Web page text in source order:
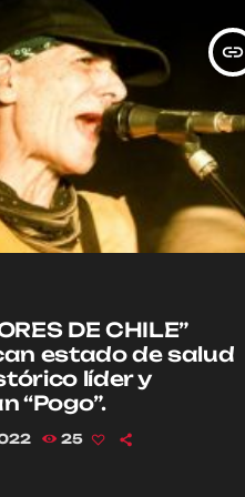
insert_link
DE CHILE”
estado de salud
líder y
“Pogo”.
25